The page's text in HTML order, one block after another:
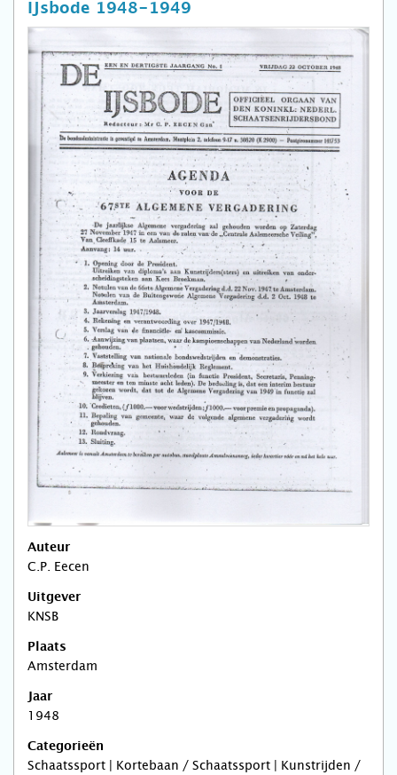
IJsbode 1948-1949
Auteur
C.P. Eecen
Uitgever
KNSB
Plaats
Amsterdam
Jaar
1948
Categorieën
Schaatssport | Kortebaan / Schaatssport | Kunstrijden /